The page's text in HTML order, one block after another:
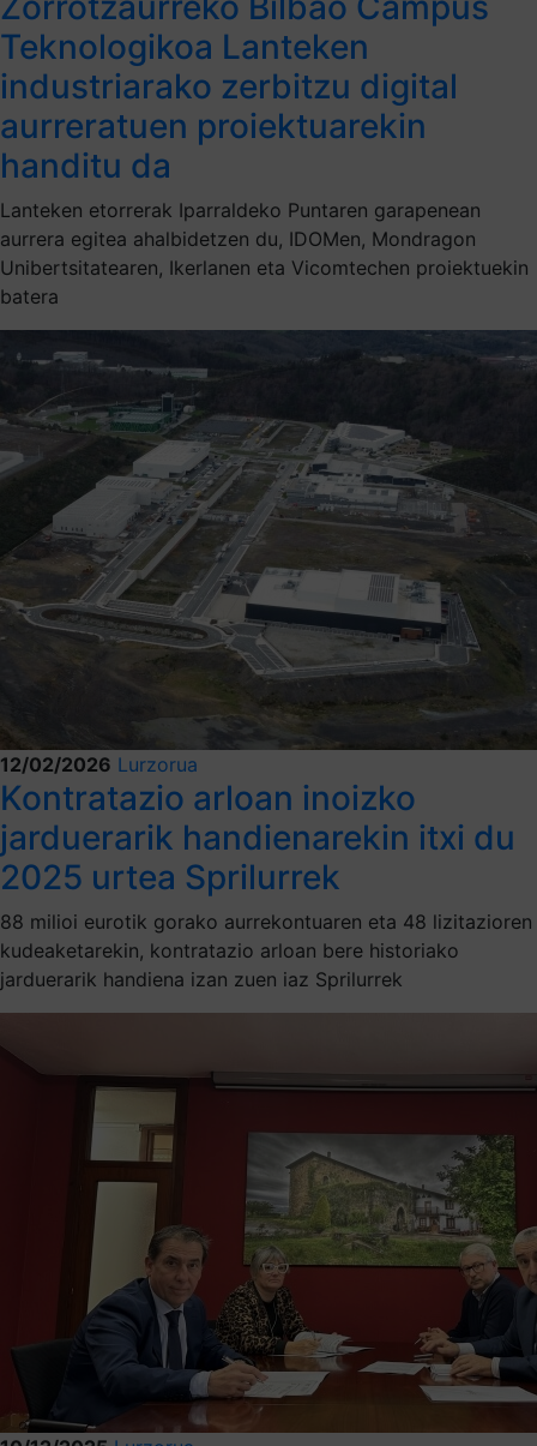
Teknologikoa Lanteken
industriarako zerbitzu digital
aurreratuen proiektuarekin
handitu da
Lanteken etorrerak Iparraldeko Puntaren garapenean
aurrera egitea ahalbidetzen du, IDOMen, Mondragon
Unibertsitatearen, Ikerlanen eta Vicomtechen proiektuekin
batera
12/02/2026 Lurzorua
Kontratazio arloan inoizko
jarduerarik handienarekin itxi du
2025 urtea Sprilurrek
88 milioi eurotik gorako aurrekontuaren eta 48 lizitazioren
kudeaketarekin, kontratazio arloan bere historiako
jarduerarik handiena izan zuen iaz Sprilurrek